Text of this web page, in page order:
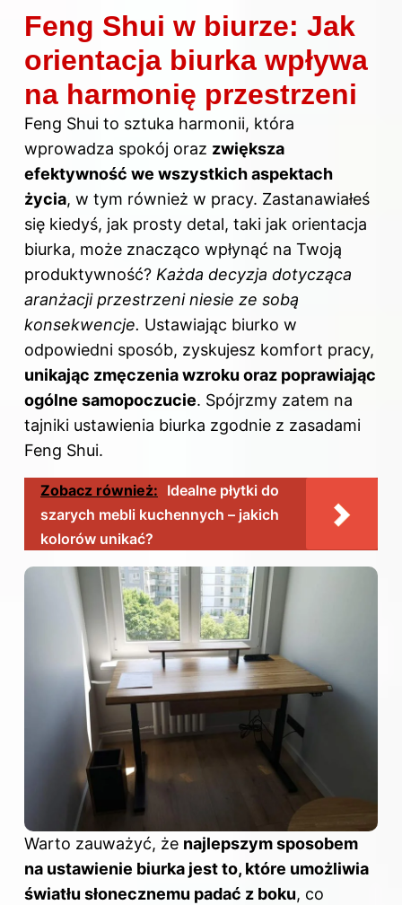
Feng Shui w biurze: Jak
orientacja biurka wpływa
na harmonię przestrzeni
Feng Shui to sztuka harmonii, która
wprowadza spokój oraz zwiększa
efektywność we wszystkich aspektach
życia, w tym również w pracy. Zastanawiałeś
się kiedyś, jak prosty detal, taki jak orientacja
biurka, może znacząco wpłynąć na Twoją
produktywność? Każda decyzja dotycząca
aranżacji przestrzeni niesie ze sobą
konsekwencje. Ustawiając biurko w
odpowiedni sposób, zyskujesz komfort pracy,
unikając zmęczenia wzroku oraz poprawiając
ogólne samopoczucie. Spójrzmy zatem na
tajniki ustawienia biurka zgodnie z zasadami
Feng Shui.
Zobacz również: Idealne płytki do
szarych mebli kuchennych – jakich
kolorów unikać?
Warto zauważyć, że najlepszym sposobem
na ustawienie biurka jest to, które umożliwia
światłu słonecznemu padać z boku, co